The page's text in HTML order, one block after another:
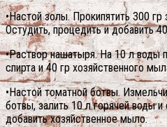
•Настой золы. Прокипятить 300
Остудить, процедить и добавить
•Раствор нашатыря. На 10 л воды
спирта и 40 гр хозяйственного
•Настой томатной ботвы.
ботвы, залить 10 л горячей воды и
добавить хозяйственное мыло.